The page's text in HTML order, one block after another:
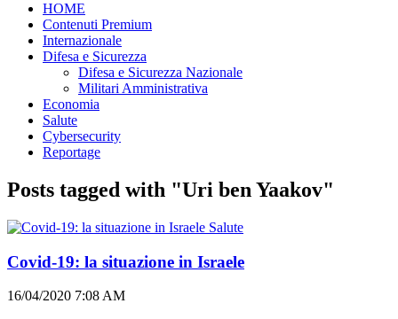
HOME
Contenuti Premium
Internazionale
Difesa e Sicurezza
Difesa e Sicurezza Nazionale
Militari Amministrativa
Economia
Salute
Cybersecurity
Reportage
Posts tagged with "Uri ben Yaakov"
Salute
Covid-19: la situazione in Israele
16/04/2020 7:08 AM